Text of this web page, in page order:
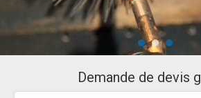
Demande de devis